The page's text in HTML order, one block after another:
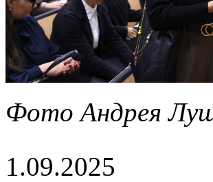
Фото Андрея
1.09.2025